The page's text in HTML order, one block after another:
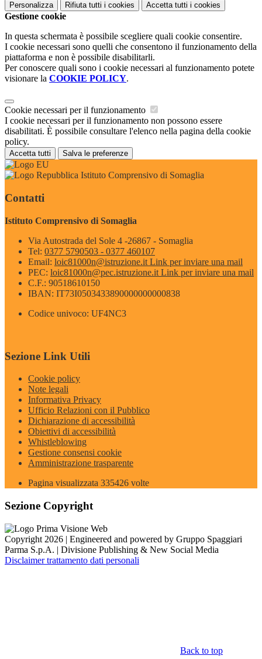
Personalizza Rifiuta tutti i cookies Accetta tutti i cookies
Gestione cookie
In questa schermata è possibile scegliere quali cookie consentire.
I cookie necessari sono quelli che consentono il funzionamento della
piattaforma e non è possibile disabilitarli.
Per conoscere quali sono i cookie necessari al funzionamento potete
visionare la COOKIE POLICY.
Cookie necessari per il funzionamento
I cookie necessari per il funzionamento non possono essere
disabilitati. È possibile consultare l'elenco nella pagina della cookie
policy.
Accetta tutti Salva le preferenze
Istituto Comprensivo di Somaglia
Contatti
Istituto Comprensivo di Somaglia
Via Autostrada del Sole 4 -26867 - Somaglia
Tel: 0377 5790503 - 0377 460107
Email: loic81000n@istruzione.it Link per inviare una mail
PEC: loic81000n@pec.istruzione.it Link per inviare una mail
C.F.: 90518610150
IBAN: IT73I0503433890000000000838
Codice univoco: UF4NC3
Sezione Link Utili
Cookie policy
Note legali
Informativa Privacy
Ufficio Relazioni con il Pubblico
Dichiarazione di accessibilità
Obiettivi di accessibilità
Whistleblowing
Gestione consensi cookie
Amministrazione trasparente
Pagina visualizzata 335426 volte
Sezione Copyright
Copyright 2026 | Engineered and powered by Gruppo Spaggiari
Parma S.p.A. | Divisione Publishing & New Social Media
Disclaimer trattamento dati personali
Back to top